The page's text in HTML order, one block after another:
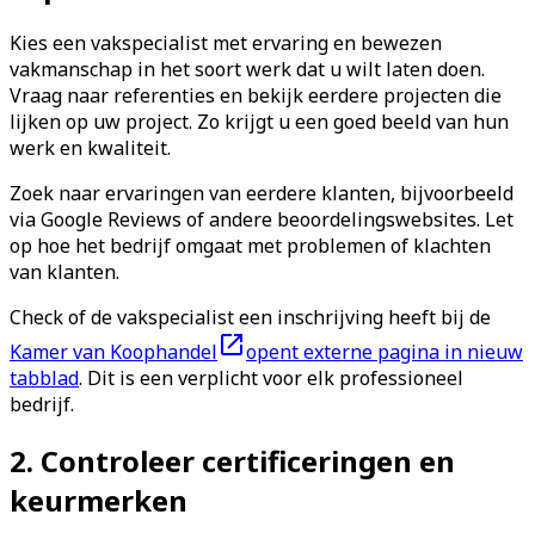
Kies een vakspecialist met ervaring en bewezen
vakmanschap in het soort werk dat u wilt laten doen.
Vraag naar referenties en bekijk eerdere projecten die
lijken op uw project. Zo krijgt u een goed beeld van hun
werk en kwaliteit.
Zoek naar ervaringen van eerdere klanten, bijvoorbeeld
via Google Reviews of andere beoordelingswebsites. Let
op hoe het bedrijf omgaat met problemen of klachten
van klanten.
Check of de vakspecialist een inschrijving heeft bij de
Kamer van Koophandel
opent externe pagina in nieuw
tabblad. Dit is een verplicht voor elk professioneel
bedrijf.
2. Controleer certificeringen en
keurmerken